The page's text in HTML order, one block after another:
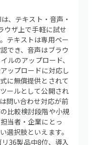
、テキスト・音声・
ウザ上で手軽に試せ
テキストは専用ペー
でき、音声はブラウ
ルのアップロード、
ップロードに対応し
に無償提供とされて
ールとして公開され
問い合わせ対応が前
比較検討段階や小規
当者・企業にとっ
選択肢といえます。
36製品中8位、導入